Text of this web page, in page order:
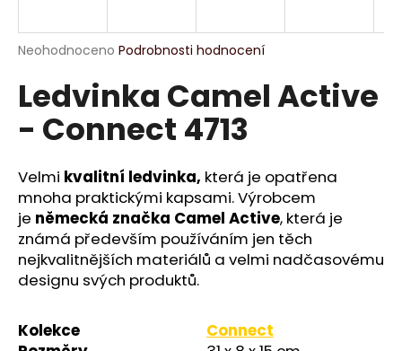
Průměrné
produktu
je
z
hvězdiček.
Neohodnoceno Podrobnosti hodnocení
Ledvinka Camel Active
- Connect 4713
Velmi kvalitní ledvinka, která je opatřena
mnoha praktickými kapsami. Výrobcem
je německá značka Camel Active, která je
známá především používáním jen těch
nejkvalitnějších materiálů a velmi nadčasovému
designu svých produktů.
Kolekce
Connect
j
t
?
HLEDAT
D
p
o